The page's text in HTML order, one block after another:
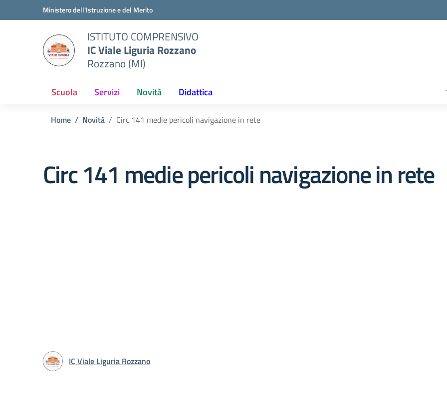
Vai ai contenuti
Vai al menu di navigazioneMinistero dell'Istruzione e del Merito
ISTITUTO COMPRENSIVO
IC Viale Liguria Rozzano
Rozzano (MI)
Scuola Servizi Novità Didattica
Home Novità Circ 141 medie pericoli navigazione in rete
Circ 141 medie pericoli navigazione in rete
IC Viale Liguria Rozzano